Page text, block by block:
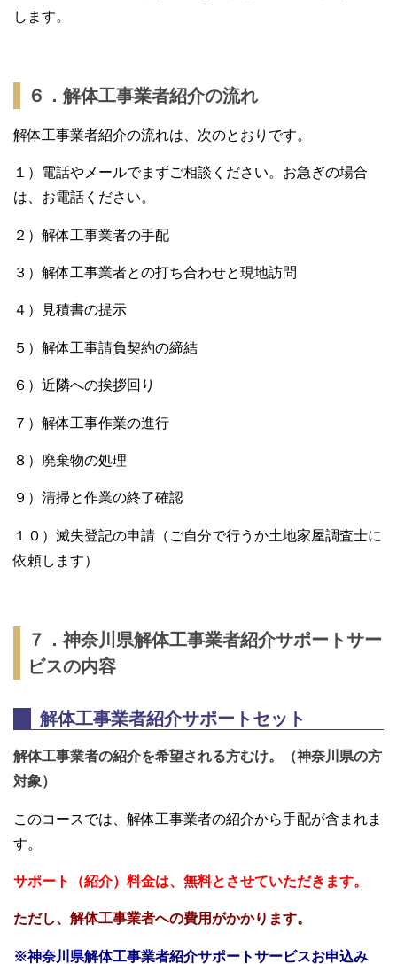
します。
６．解体工事業者紹介の流れ
解体工事業者紹介の流れは、次のとおりです。
１）電話やメールでまずご相談ください。お急ぎの場合
は、お電話ください。
２）解体工事業者の手配
３）解体工事業者との打ち合わせと現地訪問
４）見積書の提示
５）解体工事請負契約の締結
６）近隣への挨拶回り
７）解体工事作業の進行
８）廃棄物の処理
９）清掃と作業の終了確認
１０）滅失登記の申請（ご自分で行うか土地家屋調査士に
依頼します）
７．神奈川県解体工事業者紹介サポートサー
ビスの内容
解体工事業者紹介サポートセット
解体工事業者の紹介を希望される方むけ。
（神奈川県の方
対象）
このコースでは、解体工事業者の紹介から手配が含まれま
す。
サポート（紹介）料金は、無料とさせていただきます。
ただし、解体工事業者への費用がかかります。
※神奈川県解体工事業者紹介サポートサービスお申込み